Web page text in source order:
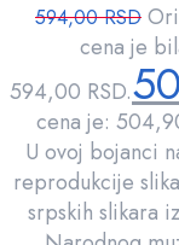
594,00RSD
cena je
594,00 RSD.
cena je:
U ovoj bojanci
reprodukcije
srpskih slikara